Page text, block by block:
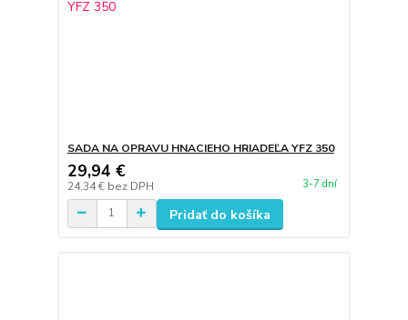
SADA NA OPRAVU HNACIEHO HRIADEĽA YFZ 350
29,94 €
24,34 € bez DPH 3-7 dní
Pridať do košíka